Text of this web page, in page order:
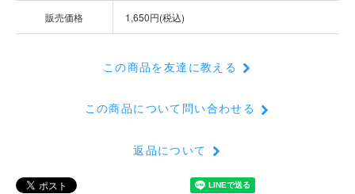
販売価格 1,650円(税込)
この商品を友達に教える
この商品について問い合わせる
返品について